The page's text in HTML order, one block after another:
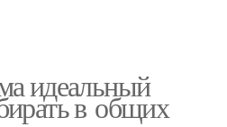
идеальный
в общих